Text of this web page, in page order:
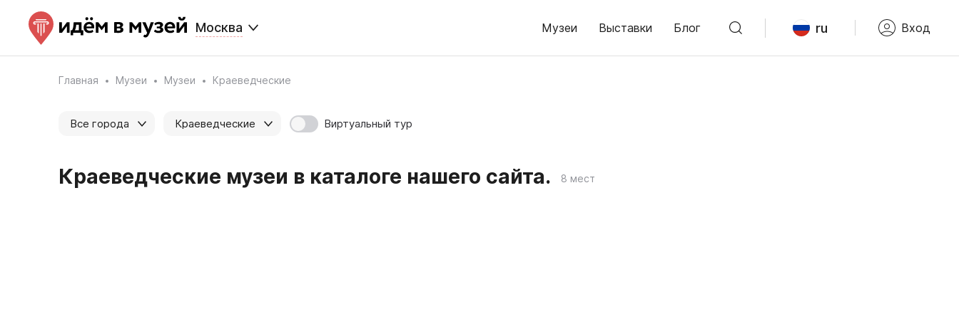
Москва Музеи Выставки Блог ru Вход
Главная Музеи Музеи Краеведческие
Все города Краеведческие Виртуальный тур
Краеведческие музеи в каталоге нашего сайта. 8 мест